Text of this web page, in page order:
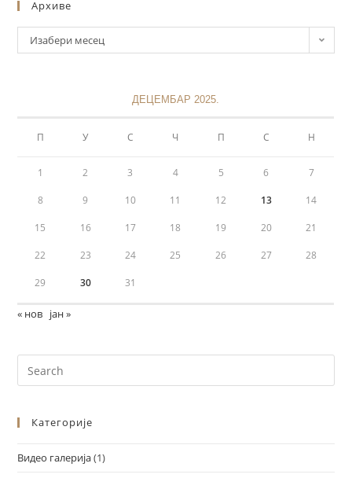
Архиве
Изабери месец
ДЕЦЕМБАР 2025.
П У С Ч П С Н
1 2 3 4 5 6 7
8 9 10 11 12 13 14
15 16 17 18 19 20 21
22 23 24 25 26 27 28
29 30 31
« нов јан »
Категорије
Видео галерија(1)